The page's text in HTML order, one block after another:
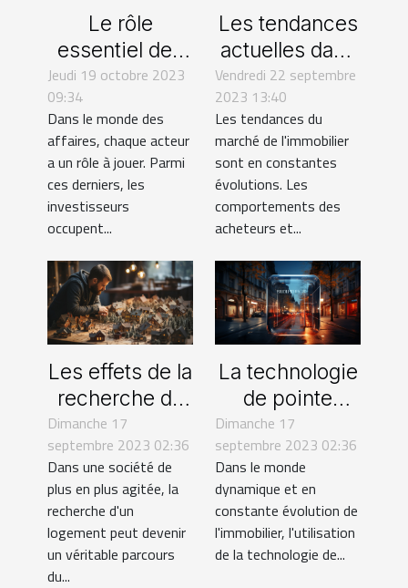
Le rôle
essentiel des
investisseurs
dans le monde
des affaires
Jeudi 19 octobre 2023
09:34
Dans le monde des
affaires, chaque acteur
a un rôle à jouer. Parmi
ces derniers, les
investisseurs
occupent...
Les tendances
actuelles dans
l'immobilier
Vendredi 22 septembre
2023 13:40
Les tendances du
marché de l'immobilier
sont en constantes
évolutions. Les
comportements des
acheteurs et...
Les effets de la
recherche de
logement sur la
santé mentale
Dimanche 17
septembre 2023 02:36
Dans une société de
plus en plus agitée, la
recherche d'un
logement peut devenir
un véritable parcours
du...
La technologie
de pointe
utilisée par
Bouch Ard
Immobilier
Dimanche 17
septembre 2023 02:36
Dans le monde
dynamique et en
constante évolution de
l'immobilier, l'utilisation
de la technologie de...